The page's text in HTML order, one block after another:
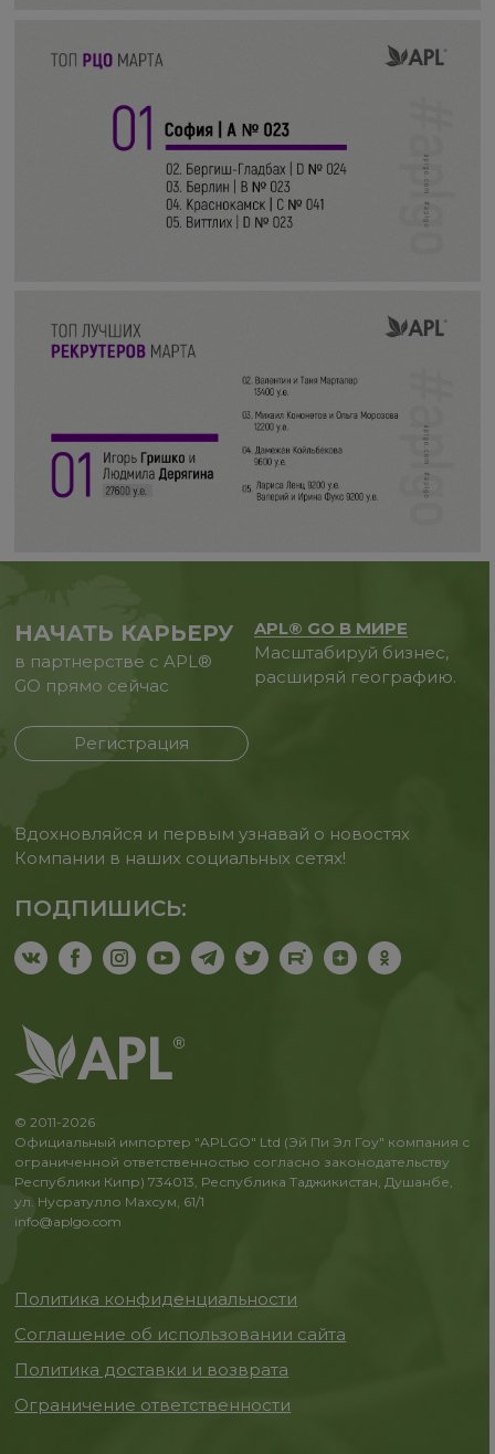
НАЧАТЬ КАРЬЕРУ
в партнерстве с APL®
GO прямо сейчас
Регистрация
APL® GO В МИРЕ
Масштабируй бизнес,
расширяй географию.
Вдохновляйся и первым узнавай о новостях
Компании в наших социальных сетях!
ПОДПИШИСЬ:
© 2011-2026
Официальный импортер "APLGO" Ltd (Эй Пи Эл Гоу" компания с
ограниченной ответственностью согласно законодательству
Республики Кипр) 734013, Республика Таджикистан, Душанбе,
ул. Нусратулло Махсум, 61/1
info@aplgo.com
Политика конфиденциальности
Соглашение об использовании сайта
Политика доставки и возврата
Ограничение ответственности